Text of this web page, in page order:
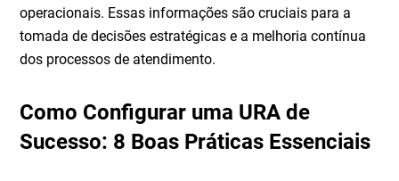
operacionais. Essas informações são cruciais para a
tomada de decisões estratégicas e a melhoria contínua
dos processos de atendimento.
Como Configurar uma URA de
Sucesso: 8 Boas Práticas Essenciais